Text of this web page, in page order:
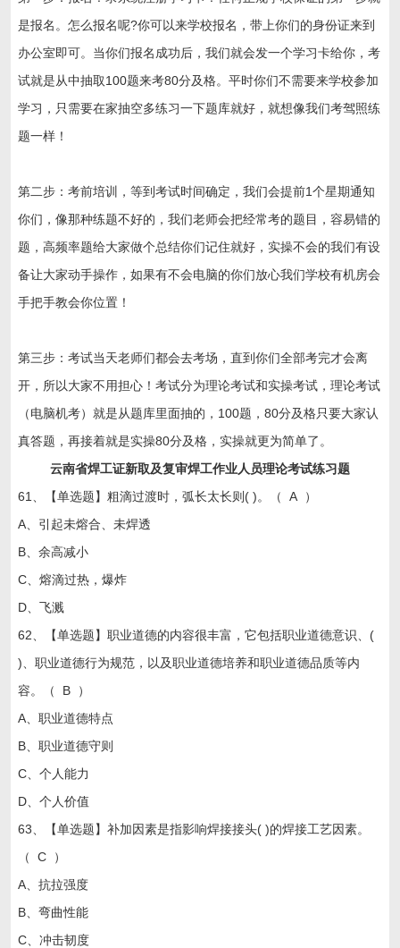
是报名。怎么报名呢?你可以来学校报名，带上你们的身份证来到
办公室即可。当你们报名成功后，我们就会发一个学习卡给你，考
试就是从中抽取100题来考80分及格。平时你们不需要来学校参加
学习，只需要在家抽空多练习一下题库就好，就想像我们考驾照练
题一样！
第二步：考前培训，等到考试时间确定，我们会提前1个星期通知
你们，像那种练题不好的，我们老师会把经常考的题目，容易错的
题，高频率题给大家做个总结你们记住就好，实操不会的我们有设
备让大家动手操作，如果有不会电脑的你们放心我们学校有机房会
手把手教会你位置！
第三步：考试当天老师们都会去考场，直到你们全部考完才会离
开，所以大家不用担心！考试分为理论考试和实操考试，理论考试
（电脑机考）就是从题库里面抽的，100题，80分及格只要大家认
真答题，再接着就是实操80分及格，实操就更为简单了。
云南省焊工证新取及复审焊工作业人员理论考试练习题
61、【单选题】粗滴过渡时，弧长太长则( )。（ A ）
A、引起未熔合、未焊透
B、余高减小
C、熔滴过热，爆炸
D、飞溅
62、【单选题】职业道德的内容很丰富，它包括职业道德意识、(
)、职业道德行为规范，以及职业道德培养和职业道德品质等内
容。（ B ）
A、职业道德特点
B、职业道德守则
C、个人能力
D、个人价值
63、【单选题】补加因素是指影响焊接接头( )的焊接工艺因素。
（ C ）
A、抗拉强度
B、弯曲性能
C、冲击韧度